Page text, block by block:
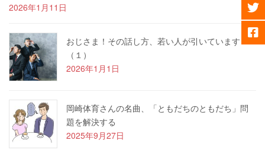
2026年1月11日
おじさま！その話し方、若い人が引いています
（１）
2026年1月1日
岡崎体育さんの名曲、「ともだちのともだち」問
題を解決する
2025年9月27日